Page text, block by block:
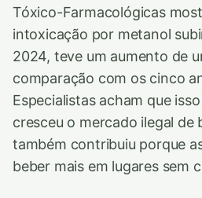
Tóxico-Farmacológicas
intoxicação por metanol
2024, teve um aumento de
comparação com os cinco
Especialistas acham que
cresceu o mercado ilegal de
também contribuiu porque
beber mais em lugares sem